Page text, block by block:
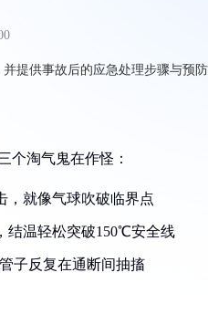
提供事故后的应急处理步骤与预
个淘气鬼在作怪：
，就像气球吹破临界点
结温轻松突破150℃安全线
子反复在通断间抽搐